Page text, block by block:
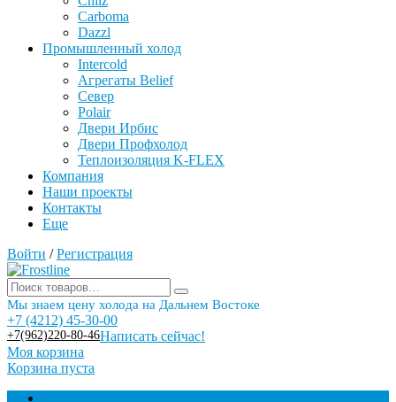
Carboma
Dazzl
Промышленный холод
Intercold
Агрегаты Belief
Север
Polair
Двери Ирбис
Двери Профхолод
Теплоизоляция K-FLEX
Компания
Наши проекты
Контакты
Еще
Войти / Регистрация
Мы знаем цену холода на Дальнем Востоке
+7 (4212) 45-30-00
+7(962)220-80-46Написать сейчас!
Моя корзина
Корзина пуста